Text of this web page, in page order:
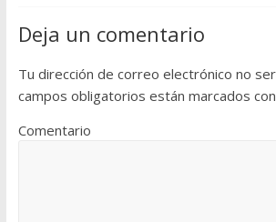
Deja un comentario
Tu dirección de correo electrónico no
campos obligatorios están marcados con
Comentario